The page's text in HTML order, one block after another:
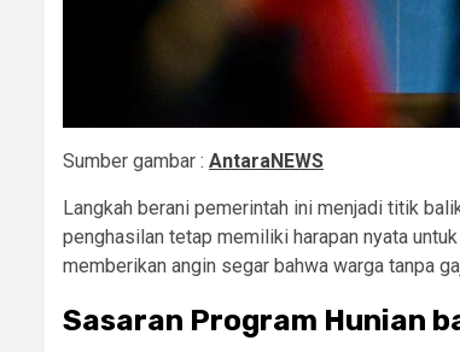
Sumber gambar : AntaraNEWS
Langkah berani pemerintah ini menjadi titik
penghasilan tetap memiliki harapan nyata
memberikan angin segar bahwa warga tanpa
Sasaran Program Hunian